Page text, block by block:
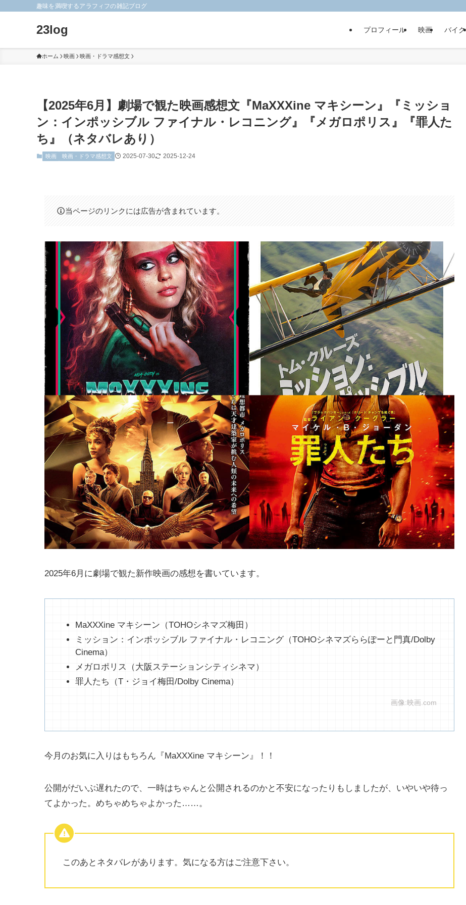
趣味を満喫するアラフィフの雑記ブログ
23log プロフィール 映画 バイク
ホーム 映画 映画・ドラマ感想文
【2025年6月】劇場で観た映画感想文『MaXXXine マキシーン』『ミッショ
ン：インポッシブル ファイナル・レコニング』『メガロポリス』『罪人た
ち』（ネタバレあり）
映画 映画・ドラマ感想文 2025-07-30 2025-12-24
当ページのリンクには広告が含まれています。
2025年6月に劇場で観た新作映画の感想を書いています。
MaXXXine マキシーン（TOHOシネマズ梅田）
ミッション：インポッシブル ファイナル・レコニング（TOHOシネマズららぽーと門真/Dolby
Cinema）
メガロポリス（大阪ステーションシティシネマ）
罪人たち（T・ジョイ梅田/Dolby Cinema）
画像:映画.com
今月のお気に入りはもちろん『MaXXXine マキシーン』！！
公開がだいぶ遅れたので、一時はちゃんと公開されるのかと不安になったりもしましたが、いやいや待っ
てよかった。めちゃめちゃよかった……。
このあとネタバレがあります。気になる方はご注意下さい。